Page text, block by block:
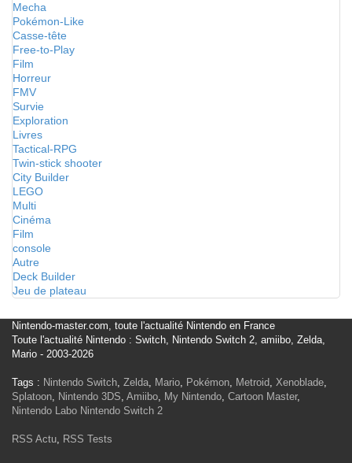
Mecha
Pokémon-Like
Casse-tête
Free-to-Play
Film
Horreur
FMV
Survie
Exploration
Livres
Tactical-RPG
Twin-stick shooter
City Builder
LEGO
Multi
Cinéma
Film
console
Autre
Deck Builder
Jeu de plateau
Nintendo-master.com, toute l'actualité Nintendo en France
Toute l'actualité Nintendo : Switch, Nintendo Switch 2, amiibo, Zelda,
Mario - 2003-2026
Tags : Nintendo Switch, Zelda, Mario, Pokémon, Metroid, Xenoblade,
Splatoon, Nintendo 3DS, Amiibo, My Nintendo, Cartoon Master,
Nintendo Labo Nintendo Switch 2
RSS Actu, RSS Tests